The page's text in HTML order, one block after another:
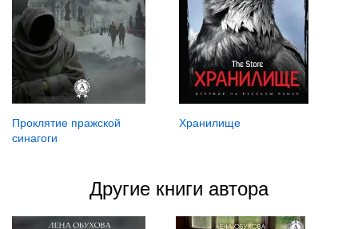
Проклятие пражской
синагоги
Хранилище
Другие книги автора